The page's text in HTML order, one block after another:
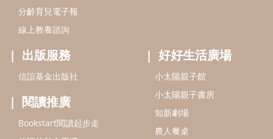
分齡育兒電子報
線上教養諮詢
出版服務
信誼基金出版社
閱讀推廣
Bookstart閱讀起步走
好好生活廣場
小太陽親子館
小太陽親子書房
知新劇場
農人餐桌